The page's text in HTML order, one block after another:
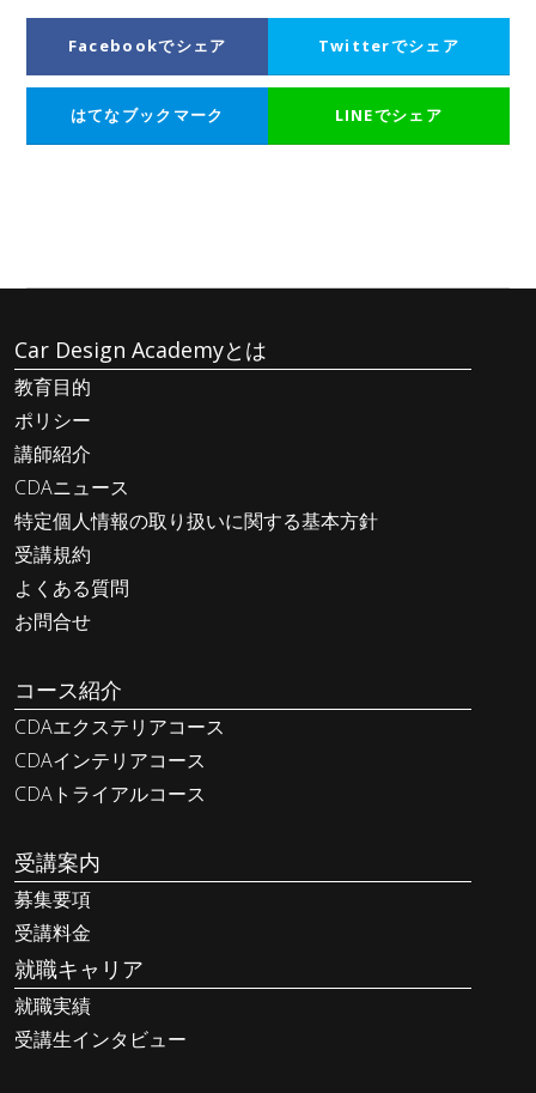
Facebookでシェア Twitterでシェア
はてなブックマーク LINEでシェア
Car Design Academyとは
教育目的
ポリシー
講師紹介
CDAニュース
特定個人情報の取り扱いに関する基本方針
受講規約
よくある質問
お問合せ
コース紹介
CDAエクステリアコース
CDAインテリアコース
CDAトライアルコース
受講案内
募集要項
受講料金
就職キャリア
就職実績
受講生インタビュー